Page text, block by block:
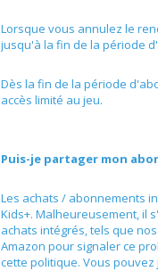
Lorsque vous annulez le
jusqu'à la fin de la période
Dès la fin de la période
accès limité au jeu.
Puis-je partager mon
Les achats / abonnements
Kids+. Malheureusement, il
achats intégrés, tels que
Amazon pour signaler ce
cette politique. Vous